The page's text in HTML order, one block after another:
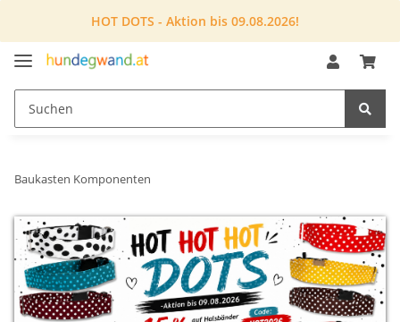
HOT DOTS - Aktion bis 09.08.2026!
Baukasten Komponenten